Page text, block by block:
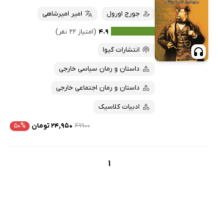
جورج اورول
امیر امیرشاهی
۴.۹ (امتیاز ۲۲ نفر)
انتشارات گیوا
داستان و رمان سیاسی خارجی
داستان و رمان اجتماعی خارجی
ادبیات کلاسیک
۴۹۹۰۰ ۲۴,۹۵۰ تومان ۵۰%
1